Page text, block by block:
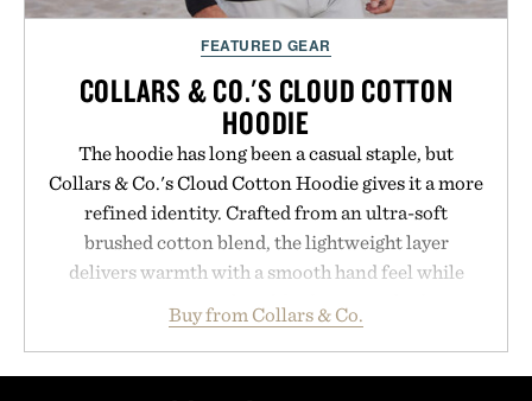
FEATURED GEAR
COLLARS & CO.'S CLOUD COTTON
HOODIE
The hoodie has long been a casual staple, but
Collars & Co.'s Cloud Cotton Hoodie gives it a more
refined identity. Crafted from an ultra-soft
brushed cotton blend, the lightweight layer
delivers warmth with a smooth hand feel while
maintaining a relaxed fit that never looks
oversized. Ribbed cuffs and hem, a cleaner
Buy from Collars & Co.